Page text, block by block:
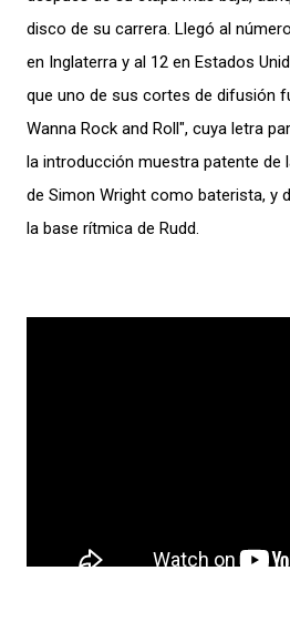
disco de su carrera. Llegó al
en Inglaterra y al 12 en Estados
que uno de sus cortes de difusión
Wanna Rock and Roll", cuya letra
la introducción muestra patente de
de Simon Wright como baterista, y
la base rítmica de Rudd.